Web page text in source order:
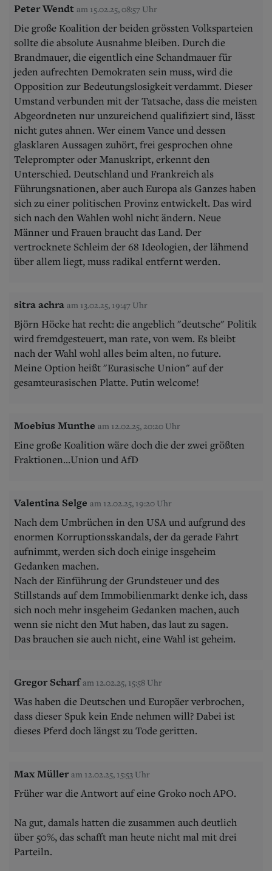
Peter Wendt am 15.02.25, 08:57 Uhr
Die große Koalition der beiden grössten Volksparteien
sollte die absolute Ausnahme bleiben. Durch die
Brandmauer, die eigentlich eine Schandmauer für
jeden aufrechten Demokraten sein muss, wird die
Opposition zur Bedeutungslosigkeit verdammt. Dieser
Umstand verbunden mit der Tatsache, dass die meisten
Abgeordneten nur unzureichend qualifiziert sind, lässt
nicht gutes ahnen. Wer einem Vance und dessen
glasklaren Aussagen zuhört, frei gesprochen ohne
Teleprompter oder Manuskript, erkennt den
Unterschied. Deutschland und Frankreich als
Führungsnationen, aber auch Europa als Ganzes haben
sich zu einer politischen Provinz entwickelt. Das wird
sich nach den Wahlen wohl nicht ändern. Neue
Männer und Frauen braucht das Land. Der
vertrocknete Schleim der 68 Ideologien, der lähmend
über allem liegt, muss radikal entfernt werden.
sitra achra am 13.02.25, 19:47 Uhr
Björn Höcke hat recht: die angeblich "deutsche" Politik
wird fremdgesteuert, man rate, von wem. Es bleibt
nach der Wahl wohl alles beim alten, no future.
Meine Option heißt "Eurasische Union" auf der
gesamteurasischen Platte. Putin welcome!
Moebius Munthe am 12.02.25, 20:20 Uhr
Eine große Koalition wäre doch die der zwei größten
Fraktionen...Union und AfD
Valentina Selge am 12.02.25, 19:20 Uhr
Nach dem Umbrüchen in den USA und aufgrund des
enormen Korruptionsskandals, der da gerade Fahrt
aufnimmt, werden sich doch einige insgeheim
Gedanken machen.
Nach der Einführung der Grundsteuer und des
Stillstands auf dem Immobilienmarkt denke ich, dass
sich noch mehr insgeheim Gedanken machen, auch
wenn sie nicht den Mut haben, das laut zu sagen.
Das brauchen sie auch nicht, eine Wahl ist geheim.
Gregor Scharf am 12.02.25, 15:58 Uhr
Was haben die Deutschen und Europäer verbrochen,
dass dieser Spuk kein Ende nehmen will? Dabei ist
dieses Pferd doch längst zu Tode geritten.
Max Müller am 12.02.25, 15:53 Uhr
Früher war die Antwort auf eine Groko noch APO.
Na gut, damals hatten die zusammen auch deutlich
über 50%, das schafft man heute nicht mal mit drei
Parteiln.